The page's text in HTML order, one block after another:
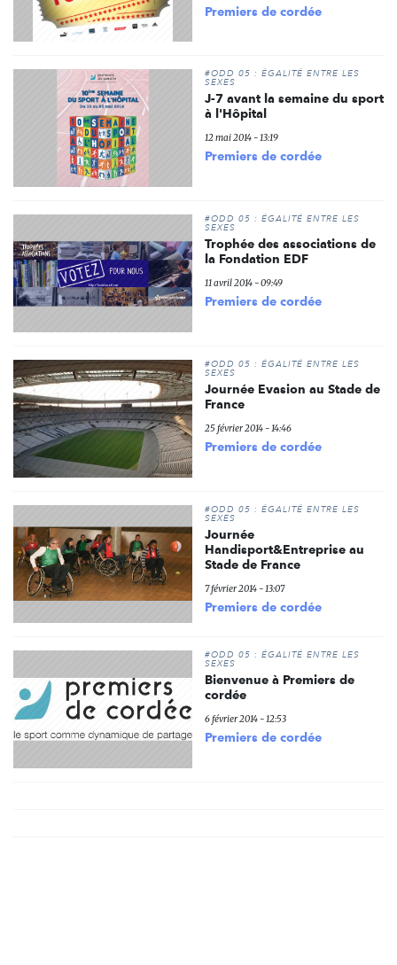
Premiers de cordée
#ODD 05 : ÉGALITÉ ENTRE LES
SEXES
J-7 avant la semaine du sport
à l'Hôpital
12 mai 2014 - 13:19
Premiers de cordée
#ODD 05 : ÉGALITÉ ENTRE LES
SEXES
Trophée des associations de
la Fondation EDF
11 avril 2014 - 09:49
Premiers de cordée
#ODD 05 : ÉGALITÉ ENTRE LES
SEXES
Journée Evasion au Stade de
France
25 février 2014 - 14:46
Premiers de cordée
#ODD 05 : ÉGALITÉ ENTRE LES
SEXES
Journée
Handisport&Entreprise au
Stade de France
7 février 2014 - 13:07
Premiers de cordée
#ODD 05 : ÉGALITÉ ENTRE LES
SEXES
Bienvenue à Premiers de
cordée
6 février 2014 - 12:53
Premiers de cordée